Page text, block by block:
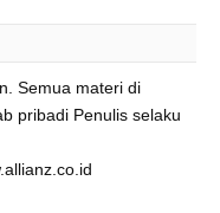
Semua materi di
pribadi Penulis selaku